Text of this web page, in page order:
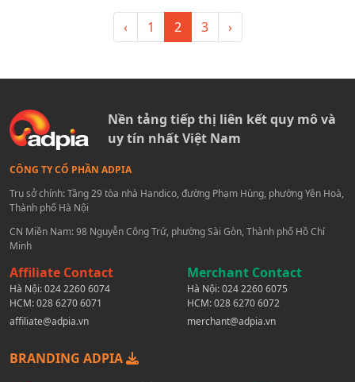
‹ 1 2 3 ›
Nền tảng tiếp thị liên kết quy mô và
uy tín nhất Việt Nam
CÔNG TY CỔ PHẦN ADPIA
Trụ sở chính: Tầng 29 tòa nhà Handico, đường Phạm Hùng, phường Yên Hoà,
Thành phố Hà Nội
CN Miền Nam: 98 Nguyễn Công Trứ, phường Sài Gòn, Thành phố Hồ Chí
Minh
Affiliate Contact
Hà Nội:024 2260 6074
HCM:028 6270 6071
affiliate@adpia.vn
Merchant Contact
Hà Nội:024 2260 6075
HCM:028 6270 6072
merchant@adpia.vn
BRANDING ADPIA